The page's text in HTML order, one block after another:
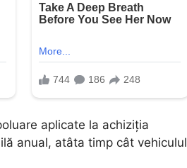
aplicate la achiziția
anual, atâta timp cât vehiculul